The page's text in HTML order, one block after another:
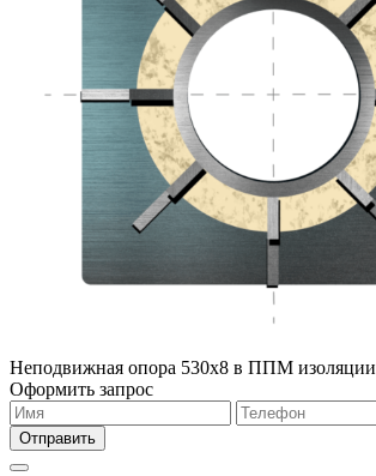
Неподвижная опора 530х8 в ППМ изоляции
Оформить запрос